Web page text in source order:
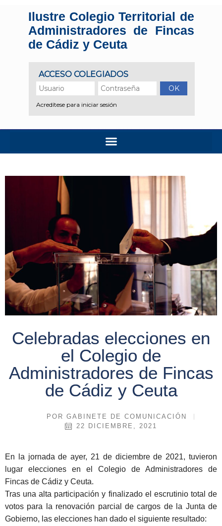
Ilustre Colegio Territorial de
Administradores de Fincas
de Cádiz y Ceuta
Celebradas elecciones en
el Colegio de
Administradores de Fincas
de Cádiz y Ceuta
POR GABINETE DE COMUNICACIÓN
22 DICIEMBRE, 2021
En la jornada de ayer, 21 de diciembre de 2021, tuvieron
lugar elecciones en el
Colegio de Administradores de
Fincas de Cádiz y Ceuta.
Tras una alta participación y finalizado el escrutinio total de
votos para la renovación parcial de cargos de la Junta de
Gobierno, las elecciones han dado el siguiente resultado: